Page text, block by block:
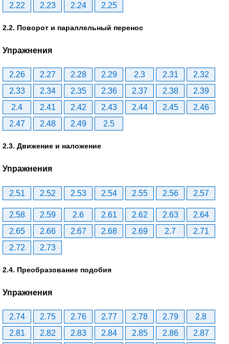
2.22
2.23 2.24 2.25
2.2. Поворот и параллельный перенос
Упражнения
2.26 2.27 2.28 2.29 2.3 2.31
2.32
2.33
2.34 2.35 2.36 2.37 2.38
2.39
2.4
2.41 2.42 2.43 2.44 2.45
2.46
2.47
2.48 2.49 2.5
2.3. Движение и наложение
Упражнения
2.51 2.52 2.53 2.54 2.55 2.56 2.57
2.58 2.59 2.6 2.61 2.62 2.63
2.64
2.65
2.66 2.67 2.68 2.69 2.7
2.71
2.72
2.73
2.4. Преобразование подобия
Упражнения
2.74 2.75 2.76 2.77 2.78 2.79
2.8
2.81
2.82 2.83 2.84 2.85 2.86 2.87